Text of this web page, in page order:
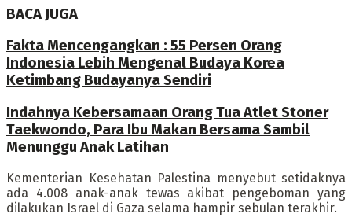
BACA JUGA
Fakta Mencengangkan : 55 Persen Orang
Indonesia Lebih Mengenal Budaya Korea
Ketimbang Budayanya Sendiri
Indahnya Kebersamaan Orang Tua Atlet Stoner
Taekwondo, Para Ibu Makan Bersama Sambil
Menunggu Anak Latihan
Kementerian Kesehatan Palestina menyebut setidaknya
ada 4.008 anak-anak tewas akibat pengeboman yang
dilakukan Israel di Gaza selama hampir sebulan terakhir.